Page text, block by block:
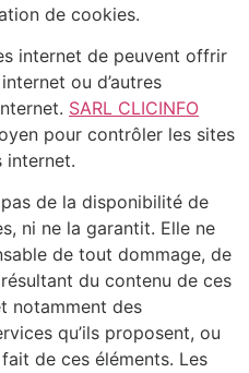
de cookies.
internet de peuvent offrir
ou d’autres
SARL CLICINFO
pour contrôler les sites
internet.
de la disponibilité de
ni ne la garantit. Elle ne
de tout dommage, de
du contenu de ces
notamment des
qu’ils proposent, ou
de ces éléments. Les